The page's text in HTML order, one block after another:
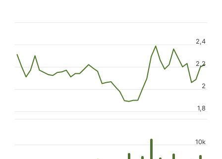
1,8
2
2,2
2,4
10k